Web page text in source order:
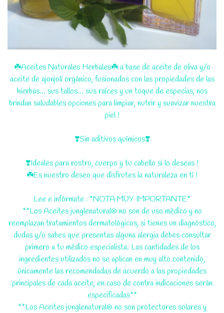
☘️Aceites Naturales Herbales☘️ a base de aceite de oliva y/o
aceite de ajonjolí orgánico, fusionados con las propiedades de las
hierbas... sus tallos... sus raíces y un toque de especias, nos
brindan saludables opciones para limpiar, nutrir y suavizar nuestra
piel !
❣️Sin aditivos químicos❣️
❣️Ideales para rostro, cuerpo y tu cabello si lo deseas !
☘️Es nuestro deseo que disfrutes la naturaleza en tí !
Lee e infórmate : *NOTA MUY IMPORTANTE*
**Los Aceites junglenatural® no son de uso médico y no
reemplazan tratamientos dermatológicos, si tienes un diagnóstico,
dudas y/o sabes que presentas alguna alergia debes consultar
primero a tu médico especialista. Las cantidades de los
ingredientes utilizados no se aplican en muy alto contenido,
únicamente las recomendadas de acuerdo a las propiedades
principales de cada aceite, en caso de contra indicaciones serán
especificadas**
**Los Aceites junglenatural® no son protectores solares y